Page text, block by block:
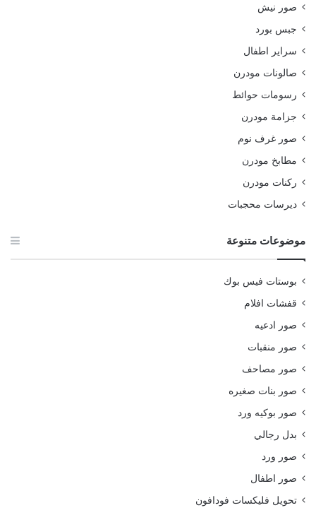
صور نيش
جبس بورد
سراير اطفال
صالونات مودرن
رسومات حوائط
جزامة مودرن
صور غرف نوم
مطابخ مودرن
ركنات مودرن
ديرسات محجبات
موضوعات متنوعة
بوستات فيس بوك
قفشات افلام
صور ادعيه
صور منقبات
صور مصاحف
صور بنات صغيره
صور بوكيه ورد
بدل رجالي
صور ورد
صور اطفال
تحويل فليكسات فودافون